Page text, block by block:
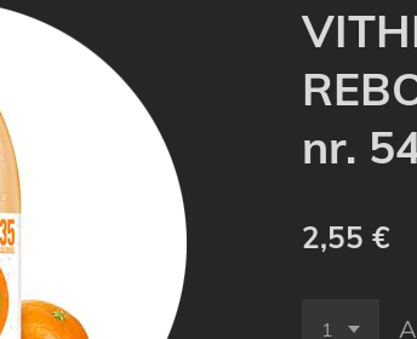
nr.
2,55 €